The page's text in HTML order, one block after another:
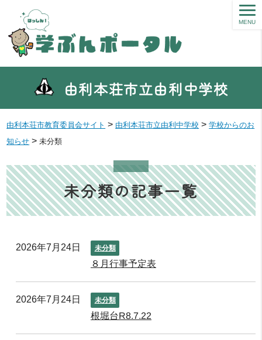
由利本荘市立由利中学校
MENU
由利本荘市教育委員会サイト > 由利本荘市立由利中学校 >学校からのお
知らせ >未分類
未分類の記事一覧
2026年7月24日 未分類
８月行事予定表
2026年7月24日 未分類
根堀台R8.7.22